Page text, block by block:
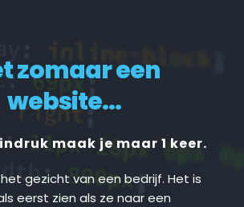
zomaar een
website...
maak je maar 1 keer.
gezicht van een bedrijf. Het is
eerst zien als ze naar een